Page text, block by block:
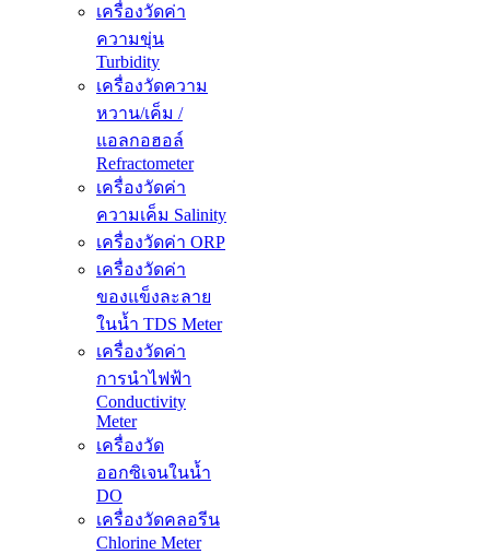
เครื่องวัดค่า
ความขุ่น
Turbidity
เครื่องวัดความ
หวาน/เค็ม /
แอลกอฮอล์
Refractometer
เครื่องวัดค่า
ความเค็ม Salinity
เครื่องวัดค่า ORP
เครื่องวัดค่า
ของแข็งละลาย
ในน้ำ TDS Meter
เครื่องวัดค่า
การนำไฟฟ้า
Conductivity
Meter
เครื่องวัด
ออกซิเจนในน้ำ
DO
เครื่องวัดคลอรีน
Chlorine Meter